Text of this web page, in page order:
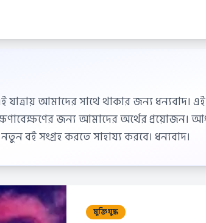
যাত্রায় আমাদের সাথে থাকার জন্য ধন্যবাদ।
জন্য আমাদের অর্থের প্রয়োজন।
বই সংগ্রহ করতে সাহায্য করবে। ধন্যবাদ।
মুক্তিযুদ্ধ